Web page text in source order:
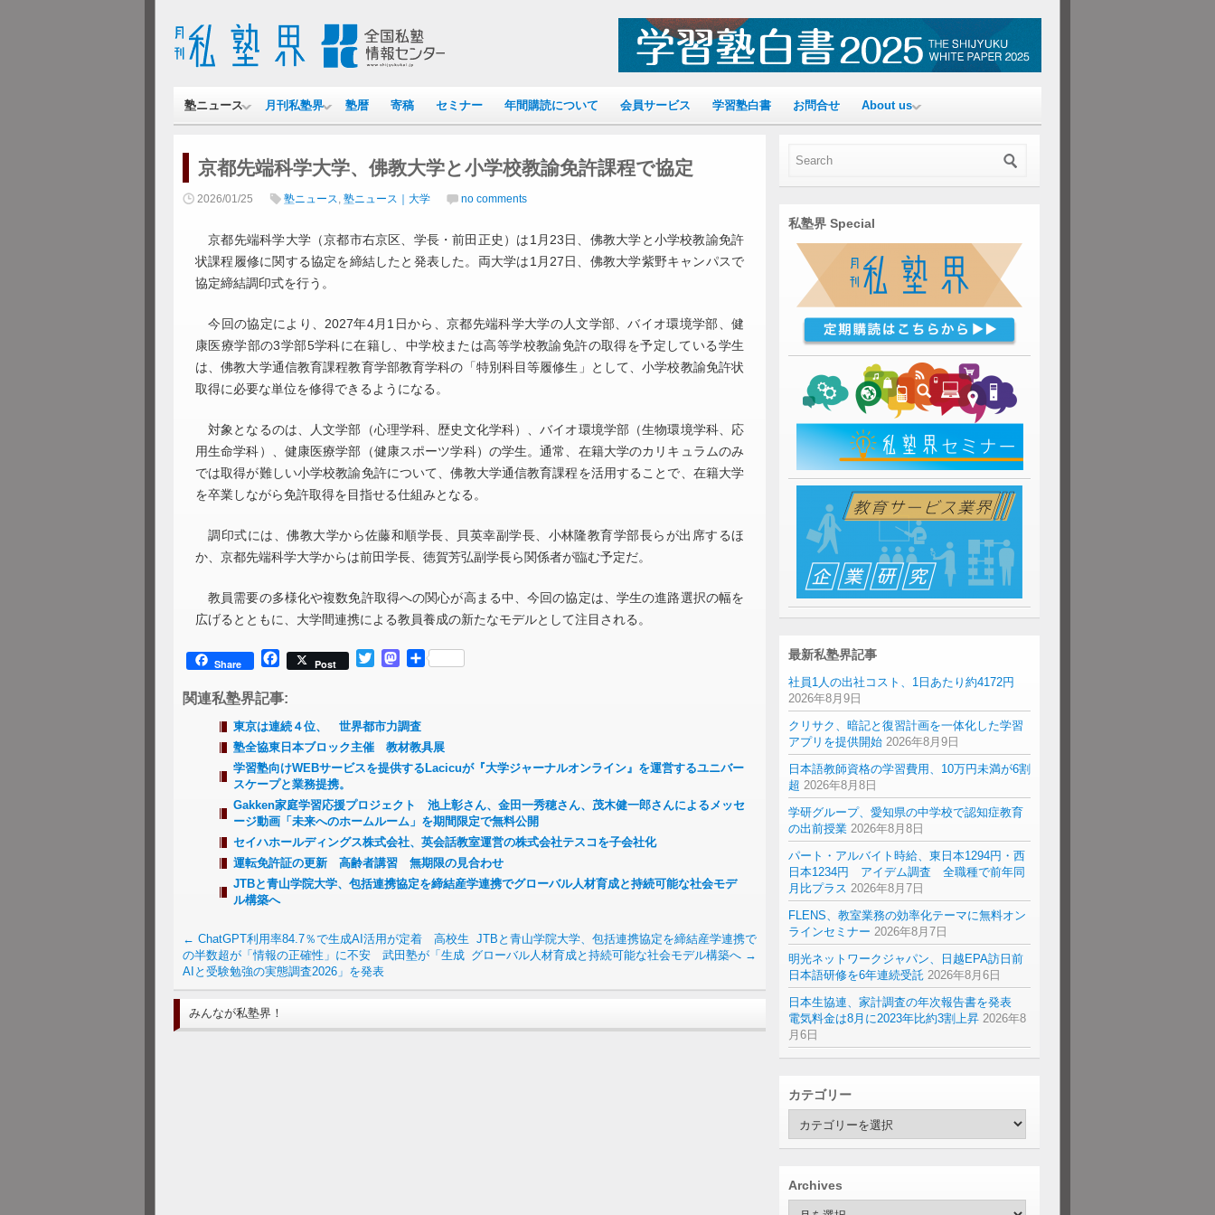
塾ニュース 月刊私塾界 塾暦 寄稿 セミナー 年間購読について 会員サービス 学習塾白書 お問合せ About us
京都先端科学大学、佛教大学と小学校教諭免許課程で協定
2026/01/25 塾ニュース, 塾ニュース｜大学 no comments
京都先端科学大学（京都市右京区、学長・前田正史）は1月23日、佛教大学と小学校教諭免許
状課程履修に関する協定を締結したと発表した。両大学は1月27日、佛教大学紫野キャンパスで
協定締結調印式を行う。
今回の協定により、2027年4月1日から、京都先端科学大学の人文学部、バイオ環境学部、健
康医療学部の3学部5学科に在籍し、中学校または高等学校教諭免許の取得を予定している学生
は、佛教大学通信教育課程教育学部教育学科の「特別科目等履修生」として、小学校教諭免許状
取得に必要な単位を修得できるようになる。
対象となるのは、人文学部（心理学科、歴史文化学科）、バイオ環境学部（生物環境学科、応
用生命学科）、健康医療学部（健康スポーツ学科）の学生。通常、在籍大学のカリキュラムのみ
では取得が難しい小学校教諭免許について、佛教大学通信教育課程を活用することで、在籍大学
を卒業しながら免許取得を目指せる仕組みとなる。
調印式には、佛教大学から佐藤和順学長、貝英幸副学長、小林隆教育学部長らが出席するほ
か、京都先端科学大学からは前田学長、徳賀芳弘副学長ら関係者が臨む予定だ。
教員需要の多様化や複数免許取得への関心が高まる中、今回の協定は、学生の進路選択の幅を
広げるとともに、大学間連携による教員養成の新たなモデルとして注目される。
Share Facebook
Post TwitterMastodon
共
関連私塾界記事:
東京は連続４位、 世界都市力調査
塾全協東日本ブロック主催 教材教具展
学習塾向けWEBサービスを提供するLacicuが『大学ジャーナルオンライン』を運営するユニバー
スケープと業務提携。
Gakken家庭学習応援プロジェクト 池上彰さん、金田一秀穂さん、茂木健一郎さんによるメッセ
ージ動画「未来へのホームルーム」を期間限定で無料公開
セイハホールディングス株式会社、英会話教室運営の株式会社テスコを子会社化
運転免許証の更新 高齢者講習 無期限の見合わせ
JTBと青山学院大学、包括連携協定を締結産学連携でグローバル人材育成と持続可能な社会モデ
ル構築へ
← ChatGPT利用率84.7％で生成AI活用が定着 高校生
の半数超が「情報の正確性」に不安 武田塾が「生成
AIと受験勉強の実態調査2026」を発表
JTBと青山学院大学、包括連携協定を締結産学連携で
グローバル人材育成と持続可能な社会モデル構築へ →
みんなが私塾界！
私塾界 Special
最新私塾界記事
社員1人の出社コスト、1日あたり約4172円
2026年8月9日
クリサク、暗記と復習計画を一体化した学習
アプリを提供開始 2026年8月9日
日本語教師資格の学習費用、10万円未満が6割
超 2026年8月8日
学研グループ、愛知県の中学校で認知症教育
の出前授業 2026年8月8日
パート・アルバイト時給、東日本1294円・西
日本1234円 アイデム調査 全職種で前年同
月比プラス 2026年8月7日
FLENS、教室業務の効率化テーマに無料オン
ラインセミナー 2026年8月7日
明光ネットワークジャパン、日越EPA訪日前
日本語研修を6年連続受託 2026年8月6日
日本生協連、家計調査の年次報告書を発表
電気料金は8月に2023年比約3割上昇 2026年8
月6日
カテゴリー
ゴ
ー
Archives
Archives